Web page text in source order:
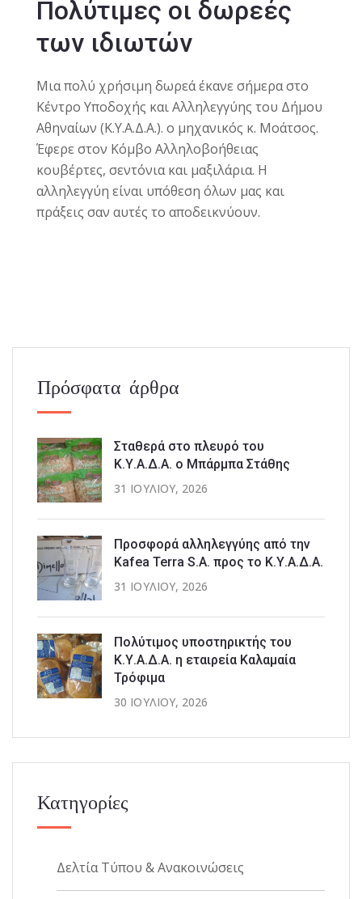
Πολύτιμες οι δωρεές
των ιδιωτών
Μια πολύ χρήσιμη δωρεά έκανε σήμερα στο
Κέντρο Υποδοχής και Αλληλεγγύης του Δήμου
Αθηναίων (Κ.Υ.Α.Δ.Α.). ο μηχανικός κ. Μοάτσος.
Έφερε στον Κόμβο Αλληλοβοήθειας
κουβέρτες, σεντόνια και μαξιλάρια. Η
αλληλεγγύη είναι υπόθεση όλων μας και
πράξεις σαν αυτές το αποδεικνύουν.
Πρόσφατα άρθρα
Σταθερά στο πλευρό του
Κ.Υ.Α.Δ.Α. ο Μπάρμπα Στάθης
31 ΙΟΥΛΊΟΥ, 2026
Προσφορά αλληλεγγύης από την
Kafea Terra S.A. προς το Κ.Υ.Α.Δ.Α.
31 ΙΟΥΛΊΟΥ, 2026
Πολύτιμος υποστηρικτής του
Κ.Υ.Α.Δ.Α. η εταιρεία Καλαμαία
Τρόφιμα
30 ΙΟΥΛΊΟΥ, 2026
Κατηγορίες
Δελτία Τύπου & Ανακοινώσεις